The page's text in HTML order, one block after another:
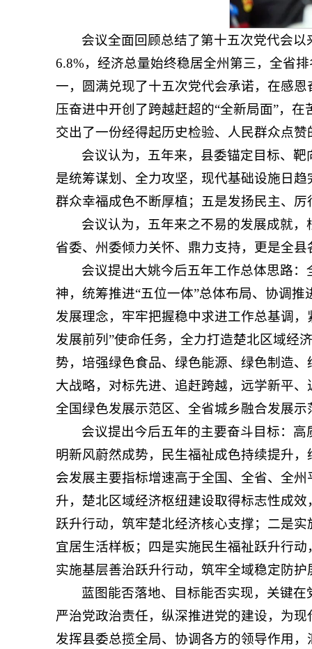
会议全面回顾总结了第十五次党代会
6.8%，经济总量始终稳居全州第三，全省
一，圆满兑现了十五次党代会承诺，在感
压奋进中开创了跨越赶超的“全新局面”，
交出了一份经得起历史检验、人民群众点赞
会议认为，五年来，县委锚定目标、
是统筹谋划、全力攻坚，现代基础设施日
群众幸福成色不断厚植；五是发扬民主、
会议认为，五年来之不易的发展成就
省委、州委倾力关怀、鼎力支持，更是全
会议提出大姚今后五年工作总体思路
神，统筹推进“五位一体”总体布局、协调
发展理念，牢牢把握稳中求进工作总基调，
发展前列”使命任务，全力打造楚北区域经
势，培强绿色食品、绿色能源、绿色制造
大战略，对标先进、追赶跨越，远学新平
全国绿色发展示范区、全省城乡融合发展
会议提出今后五年的主要奋斗目标：
明新风蔚然成势，民生福祉成色持续提升
会发展主要指标增速高于全国、全省、全
升，楚北区域经济枢纽建设取得标志性成
跃升行动，筑牢楚北经济核心支撑；二是
宜居生活样板；四是实施民生福祉跃升行
实施基层善治跃升行动，筑牢全域稳定防护
蓝图能否落地、目标能否实现，关键
严治党政治责任，纵深推进党的建设，为
发挥县委总揽全局、协调各方的领导作用